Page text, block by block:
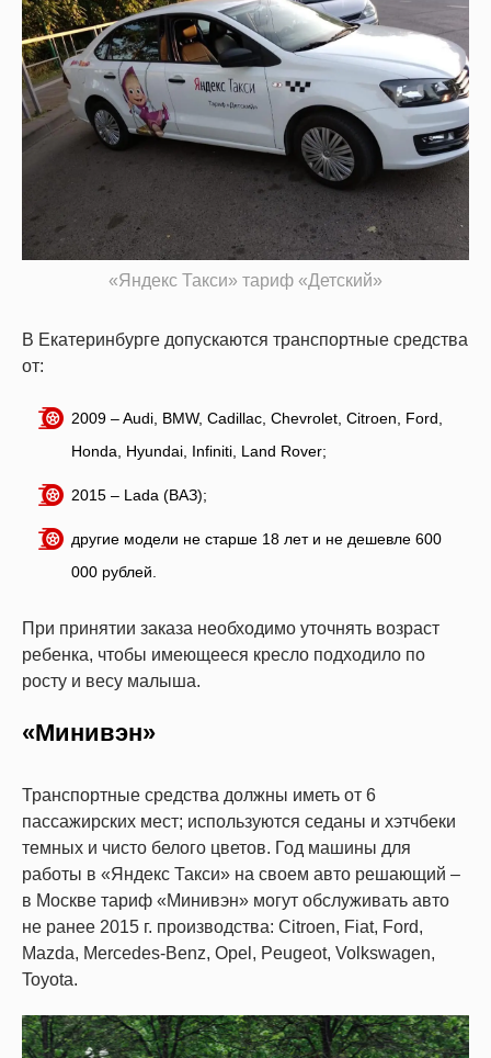
«Яндекс Такси» тариф «Детский»
В Екатеринбурге допускаются транспортные средства
от:
2009 – Audi, BMW, Cadillac, Chevrolet, Citroen, Ford,
Honda, Hyundai, Infiniti, Land Rover;
2015 – Lada (ВАЗ);
другие модели не старше 18 лет и не дешевле 600
000 рублей.
При принятии заказа необходимо уточнять возраст
ребенка, чтобы имеющееся кресло подходило по
росту и весу малыша.
«Минивэн»
Транспортные средства должны иметь от 6
пассажирских мест; используются седаны и хэтчбеки
темных и чисто белого цветов. Год машины для
работы в «Яндекс Такси» на своем авто решающий –
в Москве тариф «Минивэн» могут обслуживать авто
не ранее 2015 г. производства: Citroen, Fiat, Ford,
Mazda, Mercedes-Benz, Opel, Peugeot, Volkswagen,
Toyota.